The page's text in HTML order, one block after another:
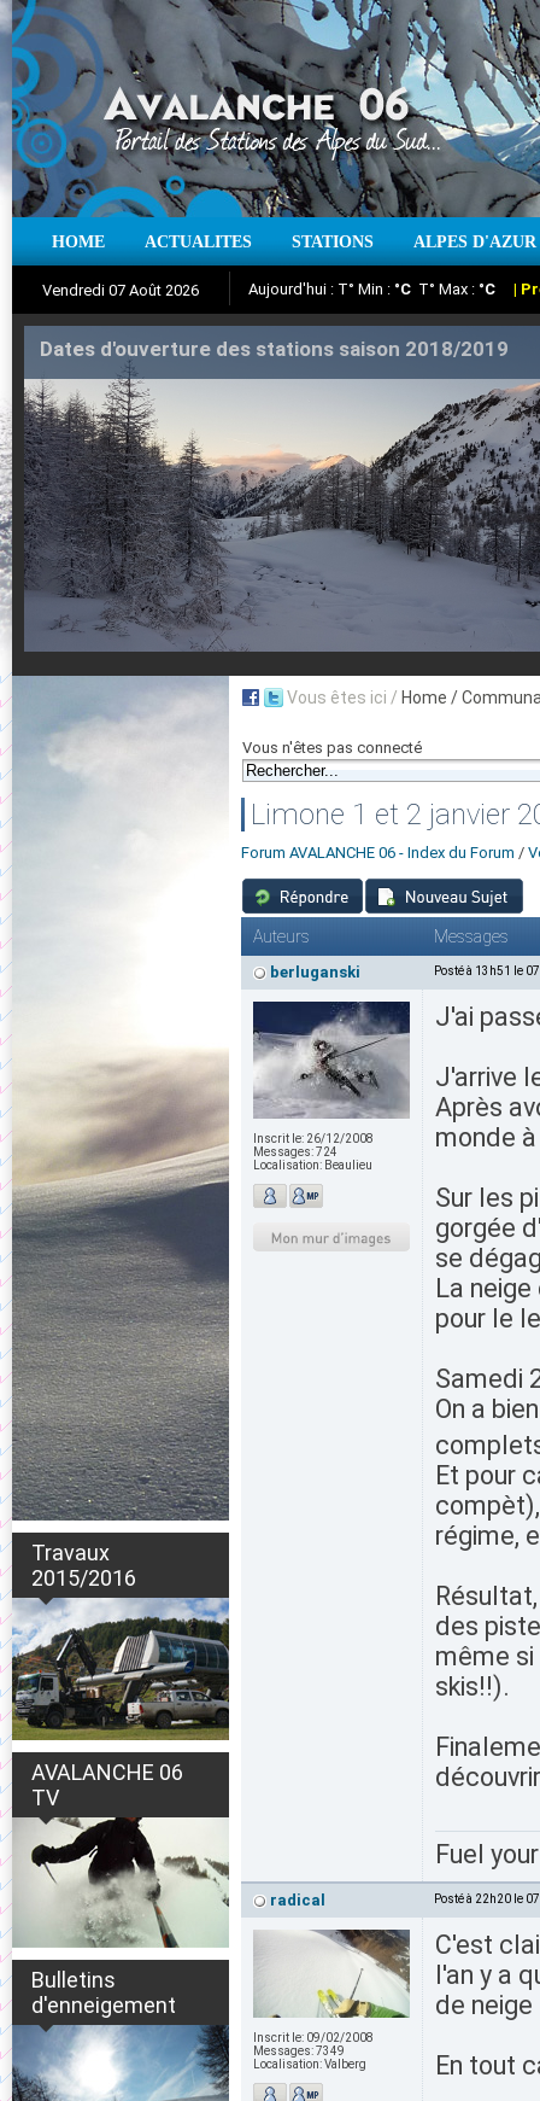
HOME ACTUALITES STATIONS ALPES D'AZUR
Vendredi 07 Août 2026
Aujourd'hui : T° Min : °CT° Max :°C |
Iso à 0° :
Suivez en direct l'actualité des stations
Travaux
2015/2016
AVALANCHE 06
TV
Bulletins
d'enneigement
Vous êtes ici / Home /
Vous n'êtes pas connecté
Limone 1 et 2 janvier
Forum AVALANCHE 06 - Index du Forum /
Auteurs Messages
berluganski Posté à 13h51 le
Inscrit le: 26/12/2008
Messages:724
Localisation: Beaulieu
J'ai
J'arrive
Après
monde
Sur les
gorgée
se
La
pour le
Samedi
On a
Et pour
régime,
des
même
skis!!).
Fuel
radical Posté à 22h20 le
Inscrit le: 09/02/2008
Messages:7349
Localisation:Valberg
C'est
l'an y a
de neige
En tout